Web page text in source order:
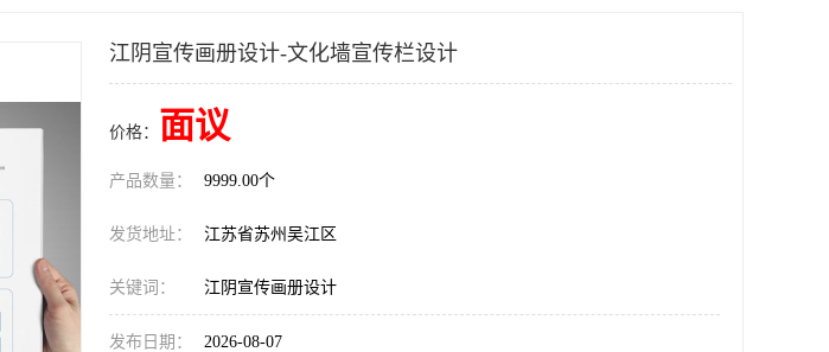
江阴宣传画册设计-文化墙宣传栏设计
价格： 面议
产品数量： 9999.00个
发货地址： 江苏省苏州吴江区
关键词： 江阴宣传画册设计
发布日期： 2026-08-07